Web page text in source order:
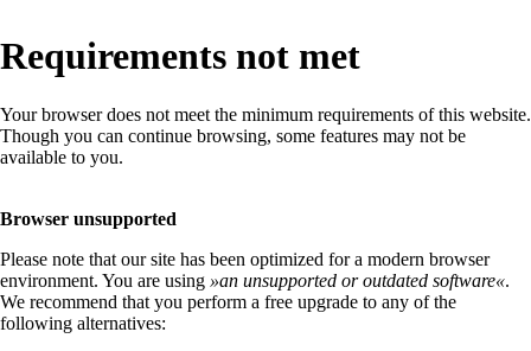
Requirements not met
Your browser does not meet the minimum requirements of this website.
Though you can continue browsing, some features may not be
available to you.
Browser unsupported
Please note that our site has been optimized for a modern browser
environment. You are using »an unsupported or outdated software«.
We recommend that you perform a free upgrade to any of the
following alternatives: